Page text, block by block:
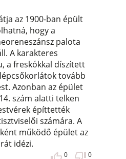
az 1900-ban épült
hogy a
palota
A karakteres
a freskókkal díszített
tovább
Azonban az épület
szám alatti telken
építtették
számára. A
működő épület az
idézi.
0 0